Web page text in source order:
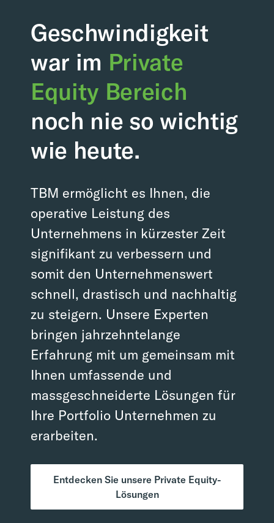
Geschwindigkeit
war im Private
Equity Bereich
noch nie so wichtig
wie heute.
TBM ermöglicht es Ihnen, die
operative Leistung des
Unternehmens in kürzester Zeit
signifikant zu verbessern und
somit den Unternehmenswert
schnell, drastisch und nachhaltig
zu steigern. Unsere Experten
bringen jahrzehntelange
Erfahrung mit um gemeinsam mit
Ihnen umfassende und
massgeschneiderte Lösungen für
Ihre Portfolio Unternehmen zu
erarbeiten.
Entdecken Sie unsere Private Equity-
Lösungen